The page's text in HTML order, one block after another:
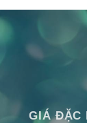
GIÁ ĐẶC